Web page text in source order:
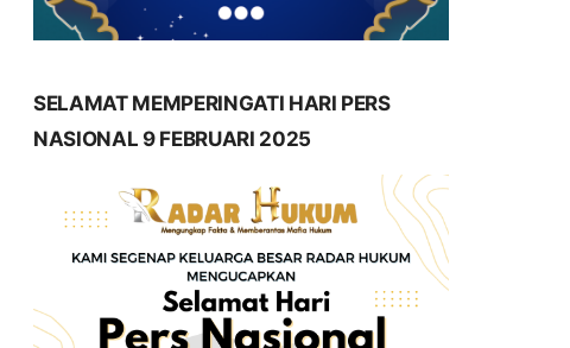
SELAMAT MEMPERINGATI HARI PERS
NASIONAL 9 FEBRUARI 2025